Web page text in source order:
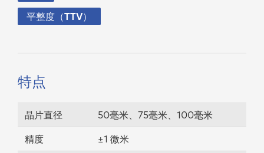
平整度（TTV）
特点
晶片直径 50毫米、75毫米、100毫米
精度 ±1 微米